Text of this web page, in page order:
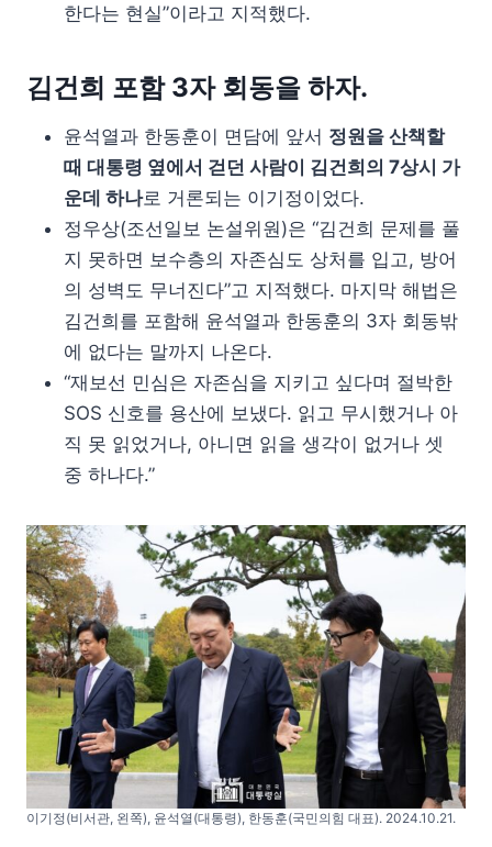
한다는 현실”이라고 지적했다.
김건희 포함 3자 회동을 하자.
윤석열과 한동훈이 면담에 앞서 정원을 산책할
때 대통령 옆에서 걷던 사람이 김건희의 7상시 가
운데 하나로 거론되는 이기정이었다.
정우상(조선일보 논설위원)은 “김건희 문제를 풀
지 못하면 보수층의 자존심도 상처를 입고, 방어
의 성벽도 무너진다”고 지적했다. 마지막 해법은
김건희를 포함해 윤석열과 한동훈의 3자 회동밖
에 없다는 말까지 나온다.
“재보선 민심은 자존심을 지키고 싶다며 절박한
SOS 신호를 용산에 보냈다. 읽고 무시했거나 아
직 못 읽었거나, 아니면 읽을 생각이 없거나 셋
중 하나다.”
이기정(비서관, 왼쪽), 윤석열(대통령), 한동훈(국민의힘 대표). 2024.10.21.